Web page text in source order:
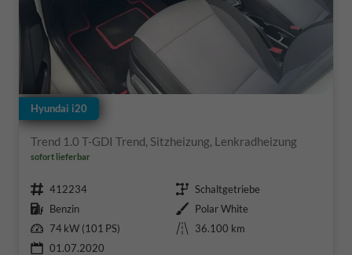
Hyundai i20
Trend 1.0 T-GDI Trend, Sitzheizung, Lenkradheizung
sofort lieferbar
Fahrzeugnr. 412234 Getriebe Schaltgetriebe
Kraftstoff Benzin Außenfarbe Polar White
Leistung 74 kW (101 PS) Kilometerstand
36.100 km
01.07.2020